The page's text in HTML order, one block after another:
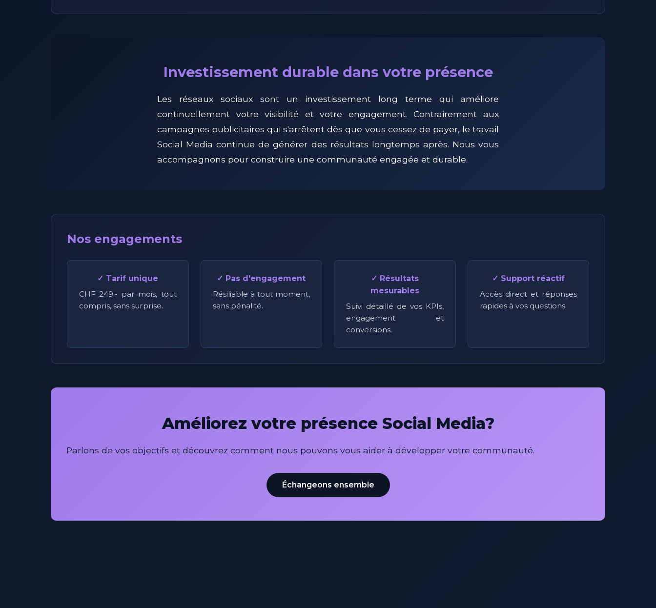
Investissement durable dans votre présence
Les réseaux sociaux sont un investissement long terme qui améliore
continuellement votre visibilité et votre engagement. Contrairement aux
campagnes publicitaires qui s'arrêtent dès que vous cessez de payer, le travail
Social Media continue de générer des résultats longtemps après. Nous vous
accompagnons pour construire une communauté engagée et durable.
Nos engagements
✓ Tarif unique
CHF 249.- par mois, tout
compris, sans surprise.
✓ Pas d'engagement
Résiliable à tout moment,
sans pénalité.
✓ Résultats
mesurables
Suivi détaillé de vos KPIs,
engagement et
conversions.
✓ Support réactif
Accès direct et réponses
rapides à vos questions.
Améliorez votre présence Social Media?
Parlons de vos objectifs et découvrez comment nous pouvons vous aider à développer votre communauté.
Échangeons ensemble